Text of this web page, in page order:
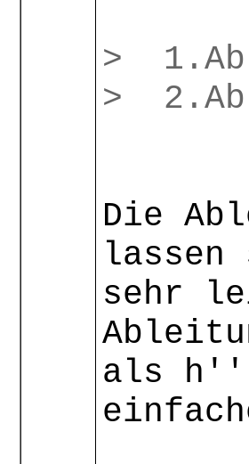
>
>
Die
lassen
sehr
als